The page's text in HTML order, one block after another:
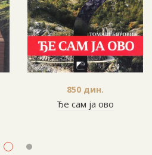
Ђе сам ја ово
850 дин.